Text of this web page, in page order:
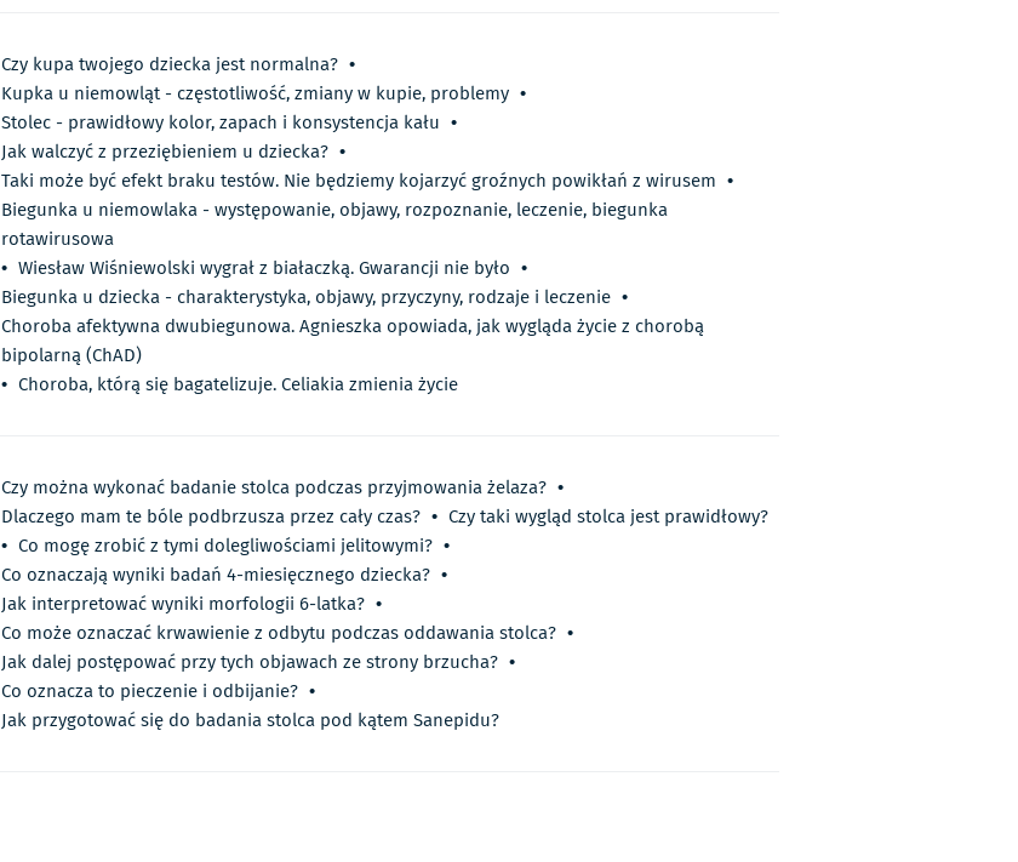
Czy kupa twojego dziecka jest normalna? •
Kupka u niemowląt - częstotliwość, zmiany w kupie, problemy •
Stolec - prawidłowy kolor, zapach i konsystencja kału •
Jak walczyć z przeziębieniem u dziecka? •
Taki może być efekt braku testów. Nie będziemy kojarzyć groźnych powikłań z wirusem •
Biegunka u niemowlaka - występowanie, objawy, rozpoznanie, leczenie, biegunka
rotawirusowa
• Wiesław Wiśniewolski wygrał z białaczką. Gwarancji nie było •
Biegunka u dziecka - charakterystyka, objawy, przyczyny, rodzaje i leczenie •
Choroba afektywna dwubiegunowa. Agnieszka opowiada, jak wygląda życie z chorobą
bipolarną (ChAD)
• Choroba, którą się bagatelizuje. Celiakia zmienia życie
Czy można wykonać badanie stolca podczas przyjmowania żelaza? •
Dlaczego mam te bóle podbrzusza przez cały czas? • Czy taki wygląd stolca jest prawidłowy?
• Co mogę zrobić z tymi dolegliwościami jelitowymi? •
Co oznaczają wyniki badań 4-miesięcznego dziecka? •
Jak interpretować wyniki morfologii 6-latka? •
Co może oznaczać krwawienie z odbytu podczas oddawania stolca? •
Jak dalej postępować przy tych objawach ze strony brzucha? •
Co oznacza to pieczenie i odbijanie? •
Jak przygotować się do badania stolca pod kątem Sanepidu?